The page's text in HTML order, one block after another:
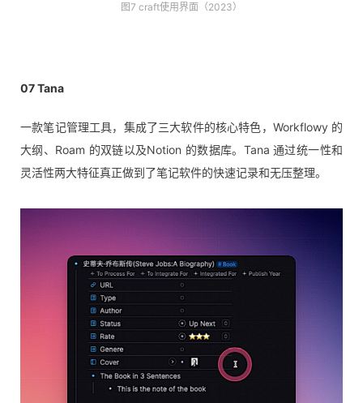
图7 craft使用界面（2023）
07Tana
一款笔记管理工具，集成了三大软件的核心特色，Workflowy 的
大纲、Roam 的双链以及Notion 的数据库。Tana 通过统一性和
灵活性两大特征真正做到了笔记软件的快速记录和无压整理。